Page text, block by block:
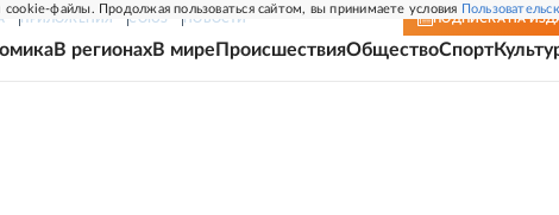
файлы. Продолжая пользоваться сайтом, вы принимаете условия
ПРИЛОЖЕНИЯ СОЮЗ НОВОСТИ ПОДПИСКА НА
В регионахВ мире ПроисшествияОбществоСпорт